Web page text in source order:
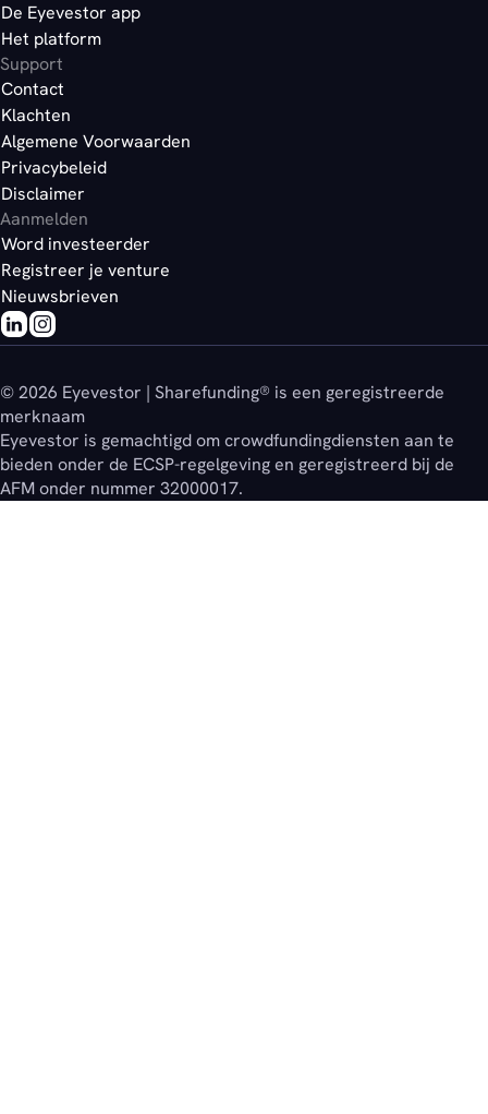
De Eyevestor app
Het platform
Support
Contact
Klachten
Algemene Voorwaarden
Privacybeleid
Disclaimer
Aanmelden
Word investeerder
Registreer je venture
Nieuwsbrieven
© 2026 Eyevestor | Sharefunding® is een geregistreerde
merknaam
Eyevestor is gemachtigd om crowdfundingdiensten aan te
bieden onder de ECSP-regelgeving en geregistreerd bij de
AFM onder nummer 32000017.